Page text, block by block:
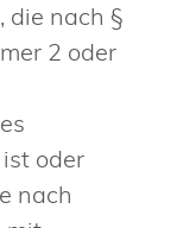
die nach §
2 oder
oder
nach